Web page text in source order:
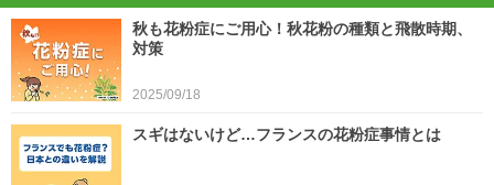
今日21日は黄砂が広く飛来 花粉とのダブル影響
に注意 症状悪化や洗濯物など対策を
2026/04/21
スギ、ヒノキ花粉シーズン終了へ 東京の飛散量
秋も花粉症にご用心！秋花粉の種類と飛散時期、
対策
2025/09/18
スギはないけど…フランスの花粉症事情とは